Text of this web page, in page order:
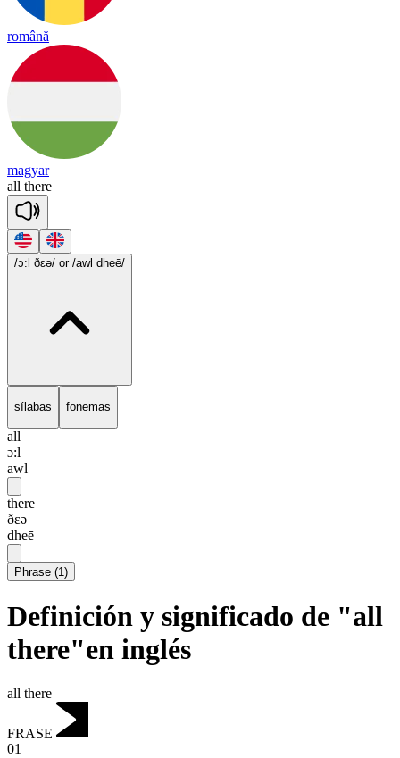
română
magyar
all there
/ɔ:l ðɛə/ or /awl dheē/
sílabas fonemas
all
ɔ:l
awl
there
ðɛə
dheē
Phrase (1)
Definición y significado de "all
there"en inglés
all there
FRASE
01